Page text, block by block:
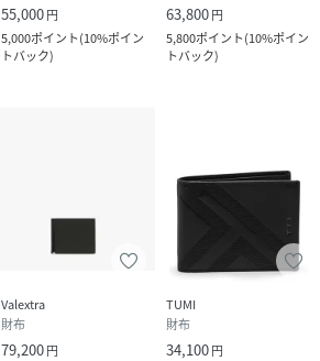
55,000円
5,000ポイント(10%ポイン
トバック)
63,800円
5,800ポイント(10%ポイン
トバック)
Valextra
財布
79,200円
TUMI
財布
34,100円